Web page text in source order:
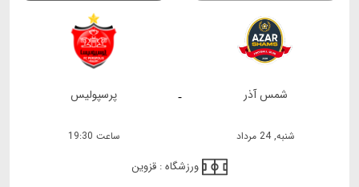
- شمس آذر پرسپولیس
شنبه, 24 مرداد ساعت 19:30
ورزشگاه : قزوین